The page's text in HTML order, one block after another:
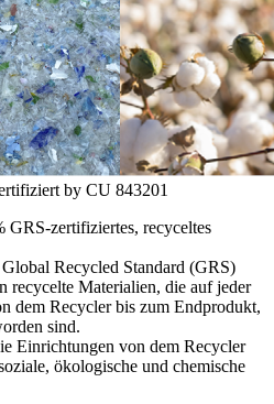
by CU 843201
GRS-zertifiziertes, recyceltes
Recycled Standard (GRS)
recycelte Materialien, die auf jeder
dem Recycler bis zum Endprodukt,
sind.
Einrichtungen von dem Recycler
ökologische und chemische